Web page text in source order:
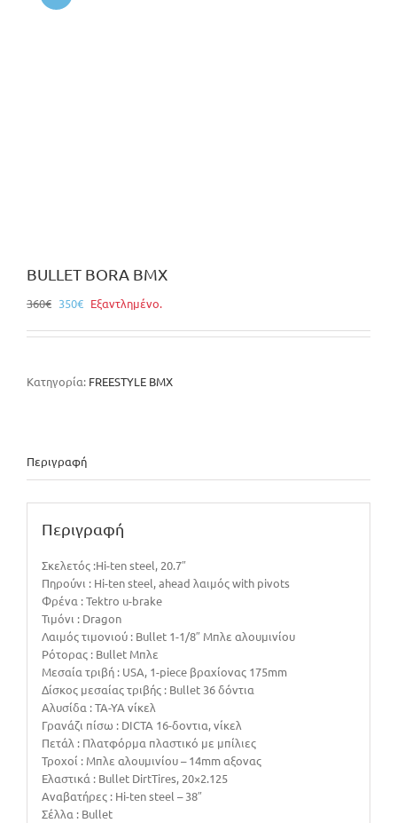
BULLET BORA BMX
360€ Original
was:
350€Η
τιμή
Εξαντλημένο.
Κατηγορία: FREESTYLE BMX
Περιγραφή
Περιγραφή
Σκελετός :Ηi-ten steel, 20.7″
Πηρούνι : Hi-ten steel, ahead λαιμός with pivots
Φρένα : Tektro u-brake
Τιμόνι : Dragon
Λαιμός τιμονιού : Bullet 1-1/8″ Μπλε αλουμινίου
Ρότορας : Bullet Μπλε
Μεσαία τριβή : USA, 1-piece βραχίονας 175mm
Δίσκος μεσαίας τριβής : Bullet 36 δόντια
Αλυσίδα : TA-YA νίκελ
Γρανάζι πίσω : DICTA 16-δοντια, νίκελ
Πετάλ : Πλατφόρμα πλαστικό με μπίλιες
Τροχοί : Μπλε αλουμινίου – 14mm αξονας
Ελαστικά : Bullet DirtTires, 20×2.125
Αναβατήρες : Hi-ten steel – 38″
Σέλλα : Bullet